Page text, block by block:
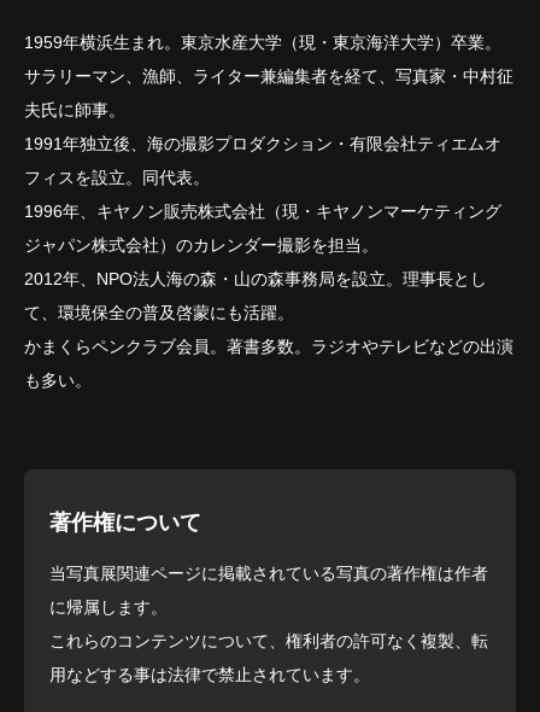
1959年横浜生まれ。東京水産大学（現・東京海洋大学）卒業。
サラリーマン、漁師、ライター兼編集者を経て、写真家・中村征
夫氏に師事。
1991年独立後、海の撮影プロダクション・有限会社ティエムオ
フィスを設立。同代表。
1996年、キヤノン販売株式会社（現・キヤノンマーケティング
ジャパン株式会社）のカレンダー撮影を担当。
2012年、NPO法人海の森・山の森事務局を設立。理事長とし
て、環境保全の普及啓蒙にも活躍。
かまくらペンクラブ会員。著書多数。ラジオやテレビなどの出演
も多い。
著作権について
当写真展関連ページに掲載されている写真の著作権は作者
に帰属します。
これらのコンテンツについて、権利者の許可なく複製、転
用などする事は法律で禁止されています。